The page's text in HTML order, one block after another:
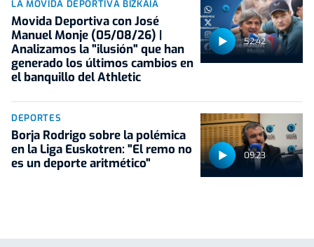
52:42
LA MOVIDA DEPORTIVA BIZKAIA
Movida Deportiva con José
Manuel Monje (05/08/26) |
Analizamos la "ilusión" que han
generado los últimos cambios en
el banquillo del Athletic
09:23
DEPORTES
Borja Rodrigo sobre la polémica
en la Liga Euskotren: "El remo no
es un deporte aritmético"